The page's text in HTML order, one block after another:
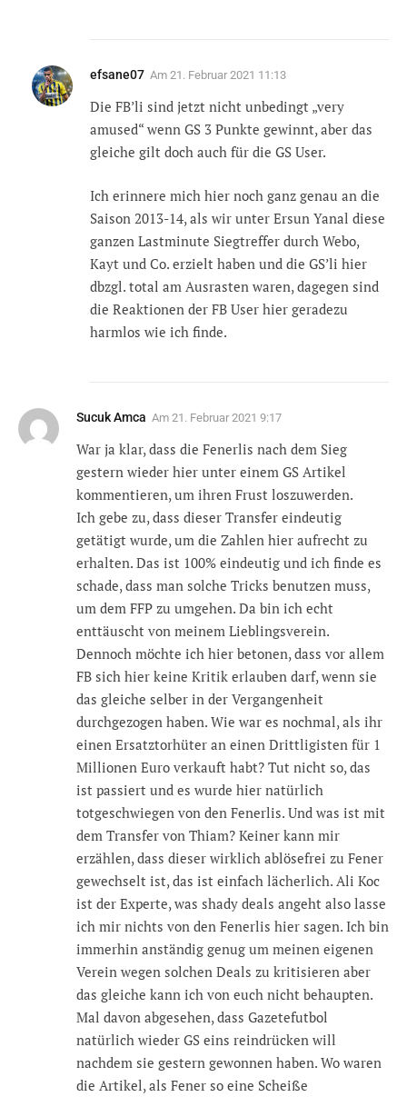
efsane07 Am 21. Februar 2021 11:13
Die FB’li sind jetzt nicht unbedingt „very
amused“ wenn GS 3 Punkte gewinnt, aber das
gleiche gilt doch auch für die GS User.
Ich erinnere mich hier noch ganz genau an die
Saison 2013-14, als wir unter Ersun Yanal diese
ganzen Lastminute Siegtreffer durch Webo,
Kayt und Co. erzielt haben und die GS’li hier
dbzgl. total am Ausrasten waren, dagegen sind
die Reaktionen der FB User hier geradezu
harmlos wie ich finde.
Sucuk Amca Am 21. Februar 2021 9:17
War ja klar, dass die Fenerlis nach dem Sieg
gestern wieder hier unter einem GS Artikel
kommentieren, um ihren Frust loszuwerden.
Ich gebe zu, dass dieser Transfer eindeutig
getätigt wurde, um die Zahlen hier aufrecht zu
erhalten. Das ist 100% eindeutig und ich finde es
schade, dass man solche Tricks benutzen muss,
um dem FFP zu umgehen. Da bin ich echt
enttäuscht von meinem Lieblingsverein.
Dennoch möchte ich hier betonen, dass vor allem
FB sich hier keine Kritik erlauben darf, wenn sie
das gleiche selber in der Vergangenheit
durchgezogen haben. Wie war es nochmal, als ihr
einen Ersatztorhüter an einen Drittligisten für 1
Millionen Euro verkauft habt? Tut nicht so, das
ist passiert und es wurde hier natürlich
totgeschwiegen von den Fenerlis. Und was ist mit
dem Transfer von Thiam? Keiner kann mir
erzählen, dass dieser wirklich ablösefrei zu Fener
gewechselt ist, das ist einfach lächerlich. Ali Koc
ist der Experte, was shady deals angeht also lasse
ich mir nichts von den Fenerlis hier sagen. Ich bin
immerhin anständig genug um meinen eigenen
Verein wegen solchen Deals zu kritisieren aber
das gleiche kann ich von euch nicht behaupten.
Mal davon abgesehen, dass Gazetefutbol
natürlich wieder GS eins reindrücken will
nachdem sie gestern gewonnen haben. Wo waren
die Artikel, als Fener so eine Scheiße